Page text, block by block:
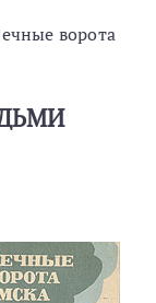
ворота